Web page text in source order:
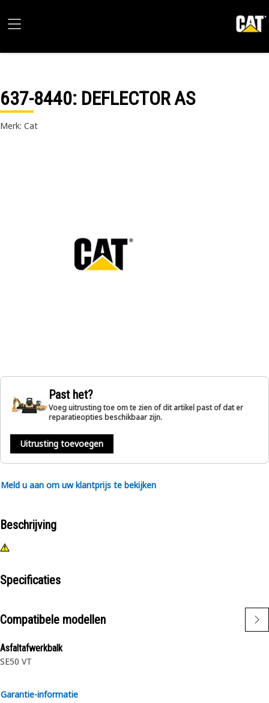
637-8440: DEFLECTOR AS
Merk: Cat
Past het?
Voeg uitrusting toe om te zien of dit artikel past of dat er
reparatieopties beschikbaar zijn.
Uitrusting toevoegen
Meld u aan om uw klantprijs te bekijken
Beschrijving
Specificaties
Compatibele modellen
Asfaltafwerkbalk
SE50 VT
Garantie-informatie